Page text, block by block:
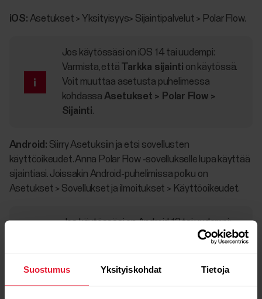
Suostumus Yksityiskohdat Tietoja
iOS: Asetukset > Yksityisyys> Sijaintipalvelut > Polar Flow.
Jos käytössäsi on iOS 14 tai uudempi:
Varmista, että
Tarkka sijainti on käytössä.
Voit muuttaa asetusta puhelimessa
kohdassa Asetukset > Polar Flow >
Sijainti.
Android: Siirry Asetuksiin ja etsi sovellusten
käyttöoikeudet. Anna Polar Flow ‑sovellukselle lupa käyttää
sijaintiasi. Joissakin Android-puhelimissa polku on
Asetukset > Sovellukset ja ilmoitukset > Käyttöoikeudet.
Jos käytössäsi on Android 12 tai uudempi:
Salli Polar Flow -sovellukselle puhelimesi
puhelimessa kohdassaAsetukset >